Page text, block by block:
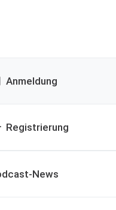
Anmeldung
Registrierung
News